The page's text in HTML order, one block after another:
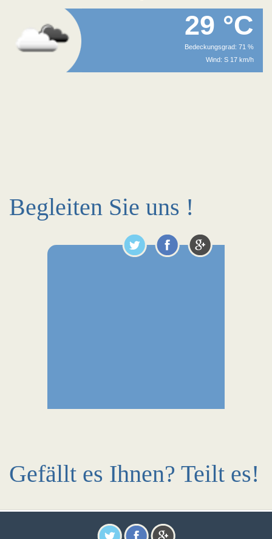
29 °C
Bedeckungsgrad: 71 %
Wind: S 17 km/h
Begleiten Sie uns !
Gefällt es Ihnen? Teilt es!